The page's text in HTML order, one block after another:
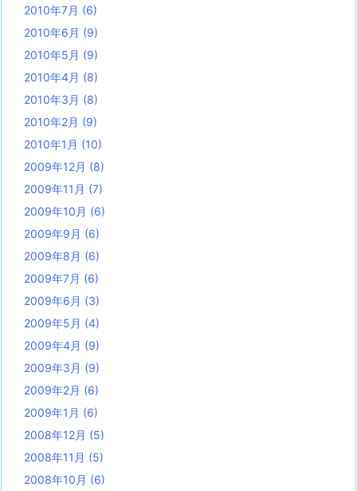
2010年7月 (6)
2010年6月 (9)
2010年5月 (9)
2010年4月 (8)
2010年3月 (8)
2010年2月 (9)
2010年1月 (10)
2009年12月 (8)
2009年11月 (7)
2009年10月 (6)
2009年9月 (6)
2009年8月 (6)
2009年7月 (6)
2009年6月 (3)
2009年5月 (4)
2009年4月 (9)
2009年3月 (9)
2009年2月 (6)
2009年1月 (6)
2008年12月 (5)
2008年11月 (5)
2008年10月 (6)